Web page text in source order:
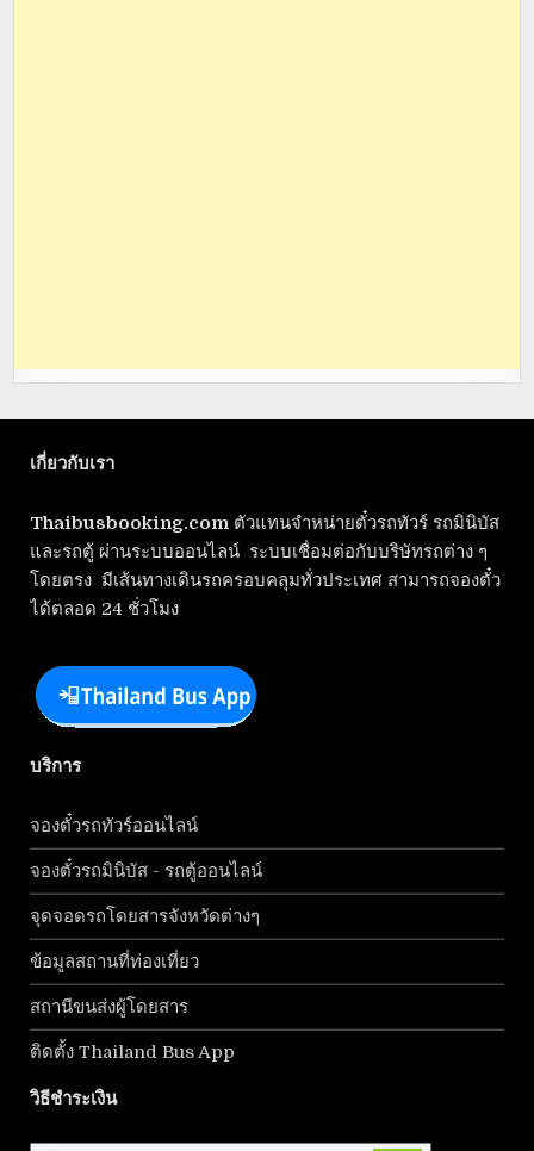
เกี่ยวกับเรา
Thaibusbooking.com ตัวแทนจำหน่ายตั๋วรถทัวร์ รถมินิบัส
และรถตู้ ผ่านระบบออนไลน์ ระบบเชื่อมต่อกับบริษัทรถต่าง ๆ
โดยตรง มีเส้นทางเดินรถครอบคลุมทั่วประเทศ สามารถจองตั๋ว
ได้ตลอด 24 ชั่วโมง
บริการ
จองตั๋วรถทัวร์ออนไลน์
จองตั๋วรถมินิบัส - รถตู้ออนไลน์
จุดจอดรถโดยสารจังหวัดต่างๆ
ข้อมูลสถานที่ท่องเที่ยว
สถานีขนส่งผู้โดยสาร
ติดตั้ง Thailand Bus App
วิธีชำระเงิน